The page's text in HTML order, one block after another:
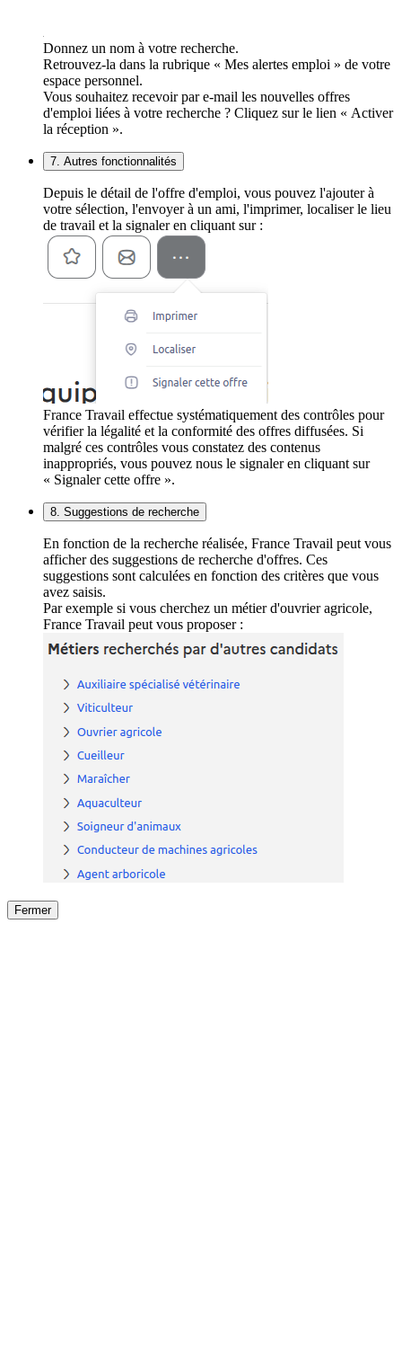
Donnez un nom à votre recherche.
Retrouvez-la dans la rubrique « Mes alertes emploi » de votre
espace personnel.
Vous souhaitez recevoir par e-mail les nouvelles offres
d'emploi liées à votre recherche ? Cliquez sur le lien « Activer
la réception ».
7. Autres fonctionnalités
Depuis le détail de l'offre d'emploi, vous pouvez l'ajouter à
votre sélection, l'envoyer à un ami, l'imprimer, localiser le lieu
de travail et la signaler en cliquant sur :
France Travail effectue systématiquement des contrôles pour
vérifier la légalité et la conformité des offres diffusées. Si
malgré ces contrôles vous constatez des contenus
inappropriés, vous pouvez nous le signaler en cliquant sur
« Signaler cette offre ».
8. Suggestions de recherche
En fonction de la recherche réalisée, France Travail peut vous
afficher des suggestions de recherche d'offres. Ces
suggestions sont calculées en fonction des critères que vous
avez saisis.
Par exemple si vous cherchez un métier d'ouvrier agricole,
France Travail peut vous proposer :
Fermer